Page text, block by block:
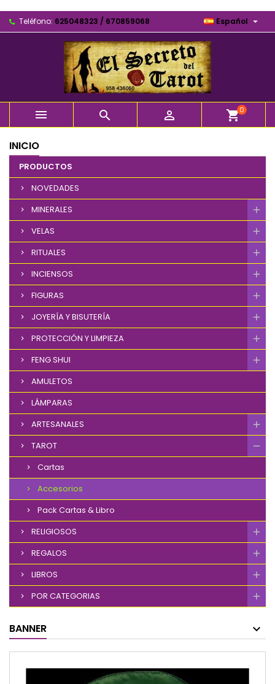
Teléfono: 625048323 / 670859068 Español 
   shopping_cart0
INICIO
PRODUCTOS
NOVEDADES
MINERALES
VELAS
RITUALES
INCIENSOS
FIGURAS
JOYERÍA Y BISUTERÍA
PROTECCIÓN Y LIMPIEZA
FENG SHUI
AMULETOS
LÁMPARAS
ARTESANALES
TAROT
Cartas
Accesorios
Pack Cartas & Libro
RELIGIOSOS
REGALOS
LIBROS
POR CATEGORIAS
BANNER